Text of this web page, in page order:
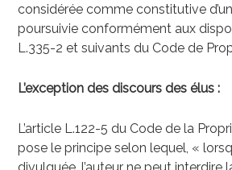
considérée comme constitutive
poursuivie conformément aux
L.335-2 et suivants du Code de
L’exception des discours des élus :
L’article L.122-5 du Code de la
pose le principe selon lequel, «